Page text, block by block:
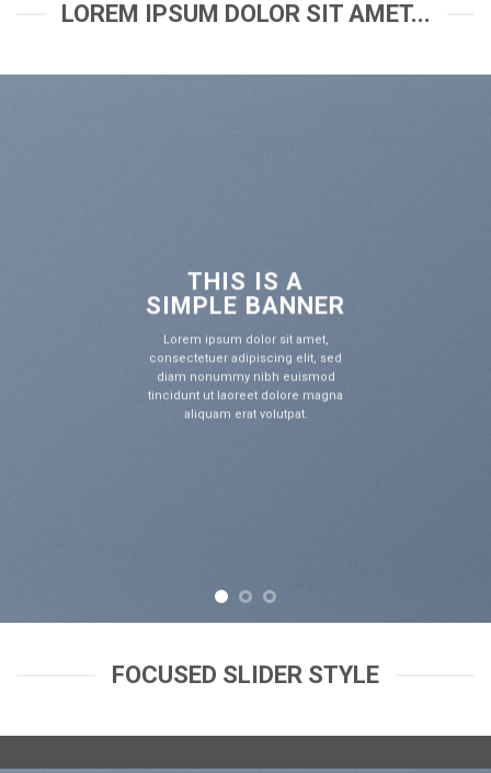
LOREM IPSUM DOLOR SIT AMET...
THIS IS A
SIMPLE BANNER
Lorem ipsum dolor sit amet,
consectetuer adipiscing elit, sed
diam nonummy nibh euismod
tincidunt ut laoreet dolore magna
aliquam erat volutpat.
FOCUSED SLIDER STYLE